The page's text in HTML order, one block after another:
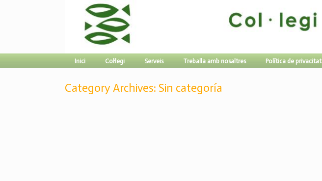
Inici Col·legi Serveis Treballa amb nosaltres Política de privacitat
Category Archives: Sin categoría